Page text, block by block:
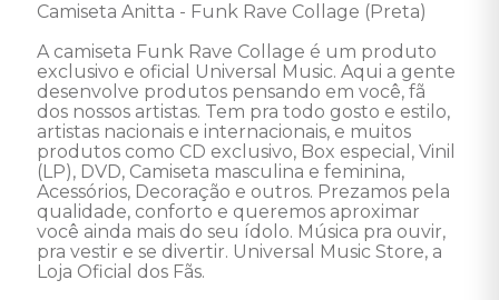
Camiseta Anitta - Funk Rave Collage (Preta)
A camiseta Funk Rave Collage é um produto
exclusivo e oficial Universal Music. Aqui a gente
desenvolve produtos pensando em você, fã
dos nossos artistas. Tem pra todo gosto e estilo,
artistas nacionais e internacionais, e muitos
produtos como CD exclusivo, Box especial, Vinil
(LP), DVD, Camiseta masculina e feminina,
Acessórios, Decoração e outros. Prezamos pela
qualidade, conforto e queremos aproximar
você ainda mais do seu ídolo. Música pra ouvir,
pra vestir e se divertir. Universal Music Store, a
Loja Oficial dos Fãs.